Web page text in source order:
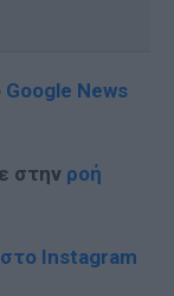
Google News
στην ροή
Instagram